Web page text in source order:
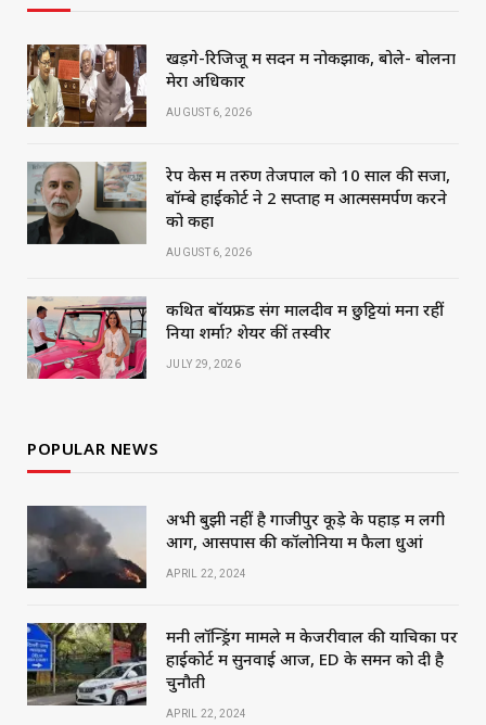
खड़गे-रिजिजू में सदन में नोकझोंक, बोले- बोलना
मेरा अधिकार
AUGUST 6, 2026
रेप केस में तरुण तेजपाल को 10 साल की सजा,
बॉम्बे हाईकोर्ट ने 2 सप्ताह में आत्मसमर्पण करने
को कहा
AUGUST 6, 2026
कथित बॉयफ्रेंड संग मालदीव में छुट्टियां मना रहीं
निया शर्मा? शेयर कीं तस्वीरें
JULY 29, 2026
POPULAR NEWS
अभी बुझी नहीं है गाजीपुर कूड़े के पहाड़ में लगी
आग, आसपास की कॉलोनियों में फैला धुआं
APRIL 22, 2024
मनी लॉन्ड्रिंग मामले में केजरीवाल की याचिका पर
हाईकोर्ट में सुनवाई आज, ED के समन को दी है
चुनौती
APRIL 22, 2024